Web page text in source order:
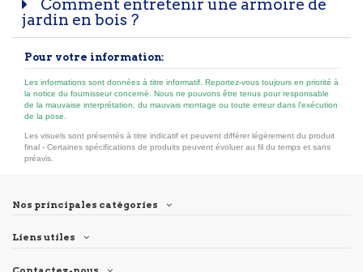
Comment entretenir une armoire de
jardin en bois ?
Pour votre information:
Les informations sont données à titre informatif. Reportez-vous toujours en priorité à
la notice du fournisseur concerné. Nous ne pouvons être tenus pour responsable
de la mauvaise interprétation, du mauvais montage ou toute erreur dans l’exécution
de la pose.
Les visuels sont présentés à titre indicatif et peuvent différer légèrement du produit
final - Certaines spécifications de produits peuvent évoluer au fil du temps et sans
préavis.
Nos principales catégories
Liens utiles